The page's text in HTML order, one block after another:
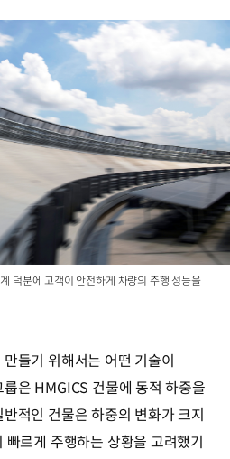
덕분에 고객이 안전하게 차량의 주행 성능을
들기 위해서는 어떤 기술이
은 HMGICS 건물에 동적 하중을
적인 건물은 하중의 변화가 크지
르게 주행하는 상황을 고려했기